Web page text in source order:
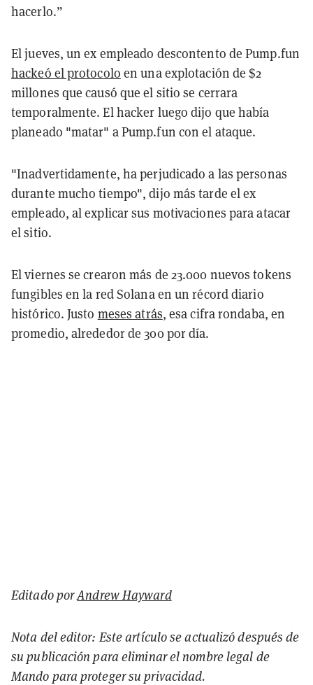
hacerlo.”
El jueves, un ex empleado descontento de Pump.fun
hackeó el protocolo en una explotación de $2
millones que causó que el sitio se cerrara
temporalmente. El hacker luego dijo que había
planeado "matar" a Pump.fun con el ataque.
"Inadvertidamente, ha perjudicado a las personas
durante mucho tiempo", dijo más tarde el ex
empleado, al explicar sus motivaciones para atacar
el sitio.
El viernes se crearon más de 23.000 nuevos tokens
fungibles en la red Solana en un récord diario
histórico. Justo meses atrás, esa cifra rondaba, en
promedio, alrededor de 300 por día.
Editado porAndrew Hayward
Nota del editor: Este artículo se actualizó después de
su publicación para eliminar el nombre legal de
Mando para proteger su privacidad.